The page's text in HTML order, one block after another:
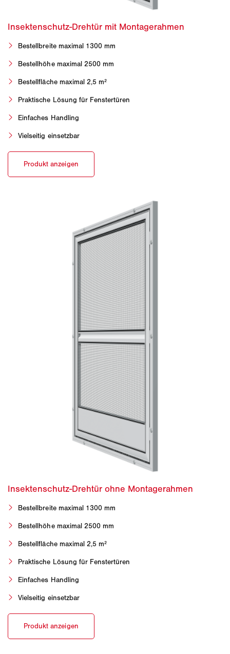
Bestellbreite maximal 1300 mm
Bestellhöhe maximal 2500 mm
Bestellfläche maximal 2,5 m²
Praktische Lösung für Fenstertüren
Einfaches Handling
Vielseitig einsetzbar
Bestellbreite maximal 1300 mm
Bestellhöhe maximal 2500 mm
Bestellfläche maximal 2,5 m²
Praktische Lösung für Fenstertüren
Einfaches Handling
Vielseitig einsetzbar